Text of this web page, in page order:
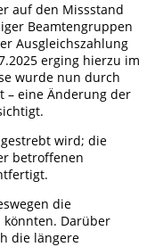
auf den Missstand
Beamtengruppen
Ausgleichszahlung
erging hierzu im
wurde nun durch
– eine Änderung der
wird; die
betroffenen
die
könnten. Darüber
die längere